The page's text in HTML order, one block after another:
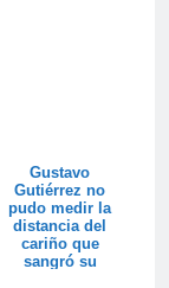
Gustavo
Gutiérrez no
pudo medir la
distancia del
cariño que
sangró su